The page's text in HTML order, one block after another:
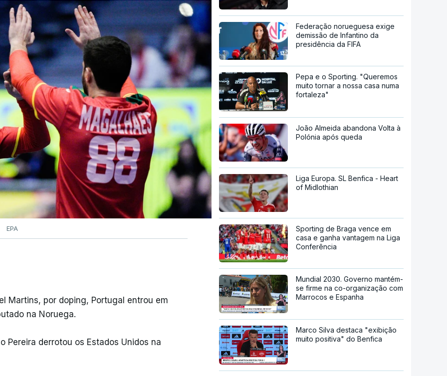
EPA
Martins, por doping, Portugal entrou em
na Noruega.
Pereira derrotou os Estados Unidos na
Federação norueguesa exige
demissão de Infantino da
presidência da FIFA
Pepa e o Sporting. "Queremos
muito tornar a nossa casa numa
fortaleza"
João Almeida abandona Volta à
Polónia após queda
Liga Europa. SL Benfica - Heart
of Midlothian
Sporting de Braga vence em
casa e ganha vantagem na Liga
Conferência
Mundial 2030. Governo mantém-
se firme na co-organização com
Marrocos e Espanha
Marco Silva destaca "exibição
muito positiva" do Benfica